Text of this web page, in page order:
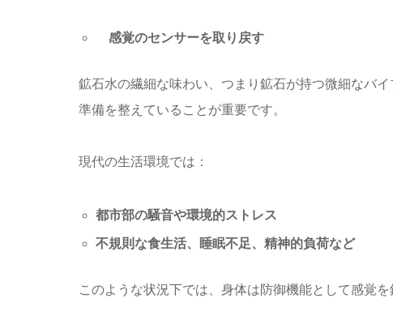
感覚のセンサーを取り戻す
鉱石水の繊細な味わい、つまり鉱石が持つ微細なバ
準備を整えていることが重要です。
現代の生活環境では：
都市部の騒音や環境的ストレス
不規則な食生活、睡眠不足、精神的負荷など
このような状況下では、身体は防御機能として感覚を